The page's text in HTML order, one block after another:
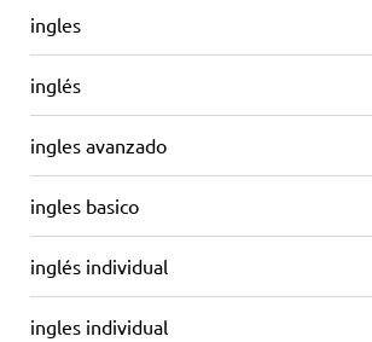
ingles
inglés
ingles avanzado
ingles basico
inglés individual
ingles individual